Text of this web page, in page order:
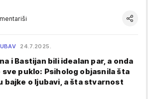
24.7.2025.
i Bastijan bili idealan par, a onda
sve puklo: Psiholog objasnila šta
bajke o ljubavi, a šta stvarnost